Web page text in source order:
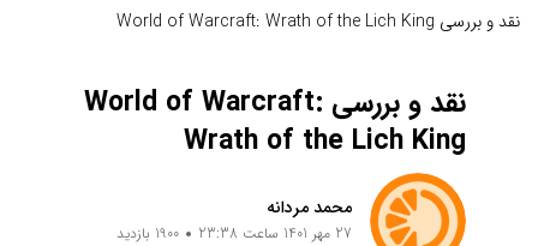
نقد و بررسی World of Warcraft: Wrath of the Lich King
نقد و بررسی World of Warcraft:
Wrath of the Lich King
محمد مردانه
27 مهر 1401 ساعت 23:38 1900 بازدید